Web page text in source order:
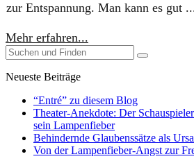
zur Entspannung. Man kann es gut
Mehr erfahren...
Neueste Beiträge
“Entré” zu diesem Blog
Theater-Anekdote: Der
sein Lampenfieber
Behindernde Glaubenssätze als
​Von der Lampenfieber-Angst zur